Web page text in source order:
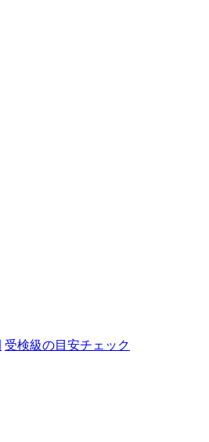
受検級の目安チェック